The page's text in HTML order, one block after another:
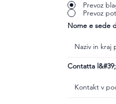
Prevoz
Prevoz
Nome e sede
Contatta